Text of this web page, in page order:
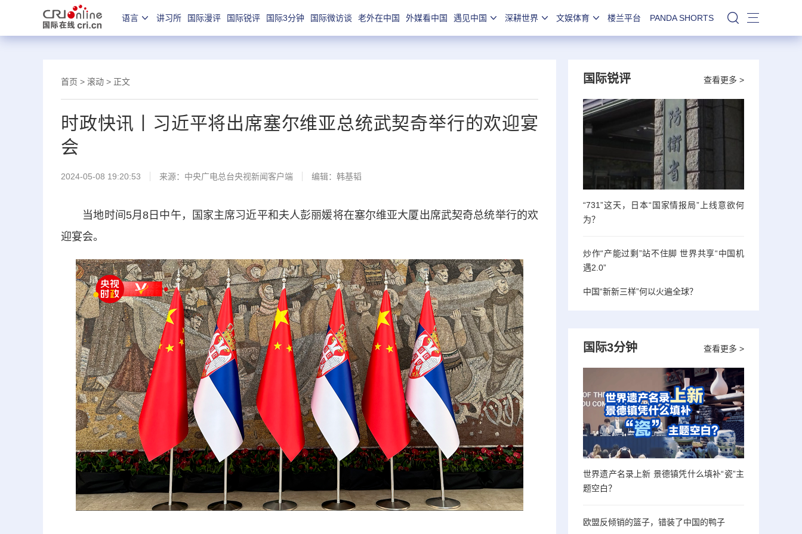
语言 讲习所 国际漫评 国际锐评 国际3分钟 国际微访谈 老外在中国 外媒看中国 遇见中国 深耕世界 文娱体育 楼兰平台 PANDA SHORTS 站内搜索
首页 > 滚动 > 正文
时政快讯丨习近平将出席塞尔维亚总统武契奇举行的欢迎宴
会
2024-05-08 19:20:53 来源： 中央广电总台央视新闻客户端 编辑：韩基韬
当地时间5月8日中午，国家主席习近平和夫人彭丽媛将在塞尔维亚大厦出席武契奇总统举行的欢
迎宴会。
查看更多 >
国际锐评
“731”这天，日本“国家情报局”上线意欲何
为？
炒作“产能过剩”站不住脚 世界共享“中国机
遇2.0”
中国“新新三样”何以火遍全球？
查看更多 >
国际3分钟
世界遗产名录上新 景德镇凭什么填补“瓷”主
题空白？
欧盟反倾销的篮子，错装了中国的鸭子